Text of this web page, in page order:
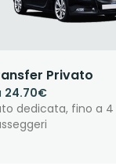
Privato
24.70€
dedicata, fino a 4